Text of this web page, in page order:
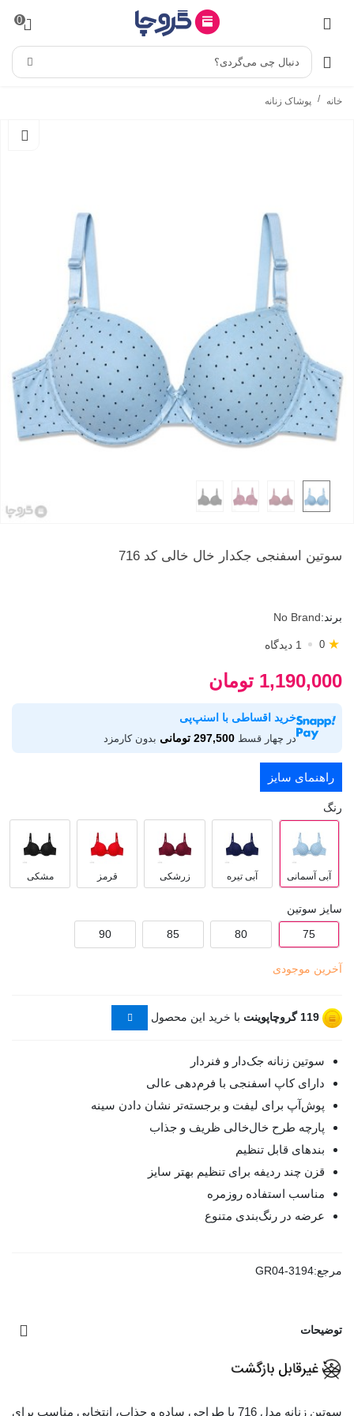
0
دنبال چی می‌گردی؟
خانه / پوشاک زنانه
سوتین اسفنجی جکدار خال خالی کد 716
برند:No Brand
0 ★ 1 دیدگاه
1,190,000 تومان
خرید اقساطی با اسنپ‌پی
در چهار قسط 297,500 تومانی بدون کارمزد
راهنمای سایز
رنگ
آبی آسمانی آبی تیره زرشکی قرمز مشکی
سایز سوتین
75
80
85
90
آخرین موجودی
119 گروچاپوینت با خرید این محصول
سوتین زنانه جک‌دار و فنردار
دارای کاپ اسفنجی با فرم‌دهی عالی
پوش‌آپ برای لیفت و برجسته‌تر نشان دادن سینه
پارچه طرح خال‌خالی ظریف و جذاب
بندهای قابل تنظیم
قزن چند ردیفه برای تنظیم بهتر سایز
مناسب استفاده روزمره
عرضه در رنگ‌بندی متنوع
مرجع:GR04-3194
توضیحات
سوتین زنانه مدل 716 با طراحی ساده و جذاب، انتخابی مناسب برای